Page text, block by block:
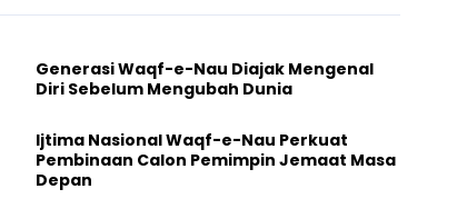
Generasi Waqf-e-Nau Diajak Mengenal
Diri Sebelum Mengubah Dunia
Ijtima Nasional Waqf-e-Nau Perkuat
Pembinaan Calon Pemimpin Jemaat Masa
Depan